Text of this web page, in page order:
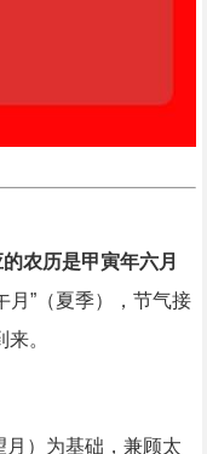
农历是甲寅年六月
月”（夏季），节气接
。
月）为基础，兼顾太